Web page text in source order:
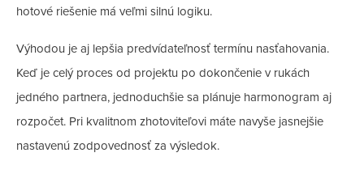
hotové riešenie má veľmi silnú logiku.
Výhodou je aj lepšia predvídateľnosť termínu nasťahovania.
Keď je celý proces od projektu po dokončenie v rukách
jedného partnera, jednoduchšie sa plánuje harmonogram aj
rozpočet. Pri kvalitnom zhotoviteľovi máte navyše jasnejšie
nastavenú zodpovednosť za výsledok.